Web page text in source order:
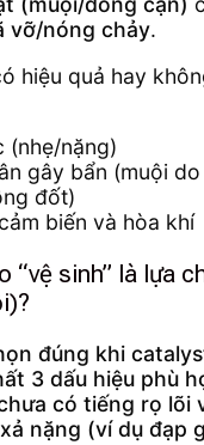
vỡ/nóng chảy.
hiệu quả hay
(nhẹ/nặng)
gây bẩn (muội
đốt)
biến và hòa khí
“vệ sinh” là lựa
đúng khi
3 dấu hiệu phù
có tiếng rọ lõi
nặng (ví dụ đạp